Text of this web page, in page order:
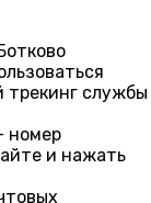
трекинг службы
номер
и нажать